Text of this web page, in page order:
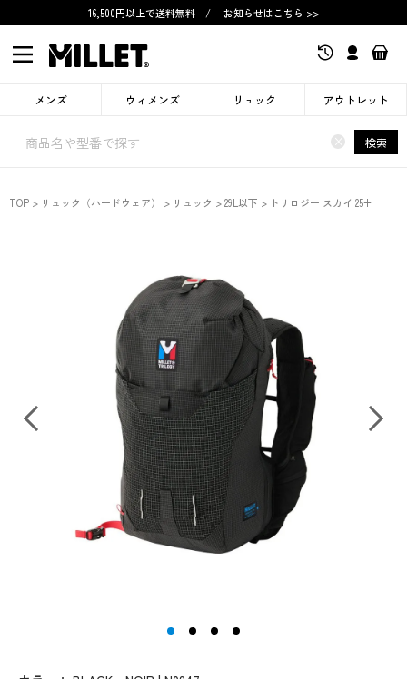
16,500円以上で送料無料 / お知らせはこちら >>
メンズ ウィメンズ リュック アウトレット
× 検索
TOP リュック（ハードウェア） リュック 29L以下 トリロジー スカイ 25+